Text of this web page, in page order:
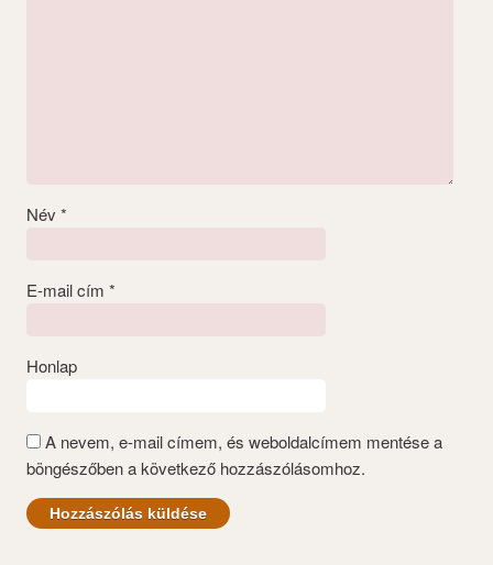
Név *
E-mail cím *
Honlap
A nevem, e-mail címem, és weboldalcímem mentése a
böngészőben a következő hozzászólásomhoz.